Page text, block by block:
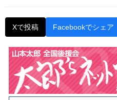
Xで投稿 Facebookでシェア